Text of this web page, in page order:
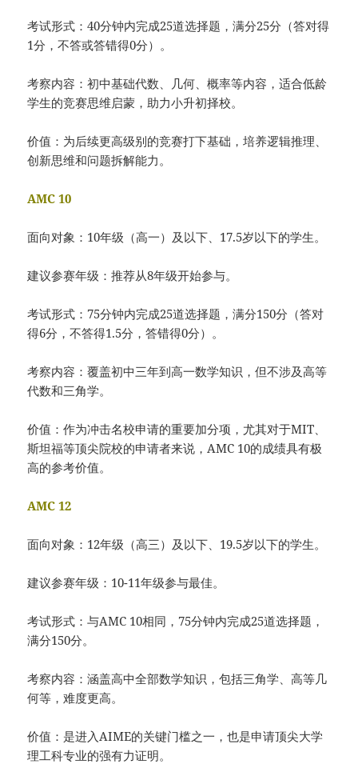
考试形式：40分钟内完成25道选择题，满分25分（答对得
1分，不答或答错得0分）。
考察内容：初中基础代数、几何、概率等内容，适合低龄
学生的竞赛思维启蒙，助力小升初择校。
价值：为后续更高级别的竞赛打下基础，培养逻辑推理、
创新思维和问题拆解能力。
AMC 10
面向对象：10年级（高一）及以下、17.5岁以下的学生。
建议参赛年级：推荐从8年级开始参与。
考试形式：75分钟内完成25道选择题，满分150分（答对
得6分，不答得1.5分，答错得0分）。
考察内容：覆盖初中三年到高一数学知识，但不涉及高等
代数和三角学。
价值：作为冲击名校申请的重要加分项，尤其对于MIT、
斯坦福等顶尖院校的申请者来说，AMC 10的成绩具有极
高的参考价值。
AMC 12
面向对象：12年级（高三）及以下、19.5岁以下的学生。
建议参赛年级：10-11年级参与最佳。
考试形式：与AMC 10相同，75分钟内完成25道选择题，
满分150分。
考察内容：涵盖高中全部数学知识，包括三角学、高等几
何等，难度更高。
价值：是进入AIME的关键门槛之一，也是申请顶尖大学
理工科专业的强有力证明。